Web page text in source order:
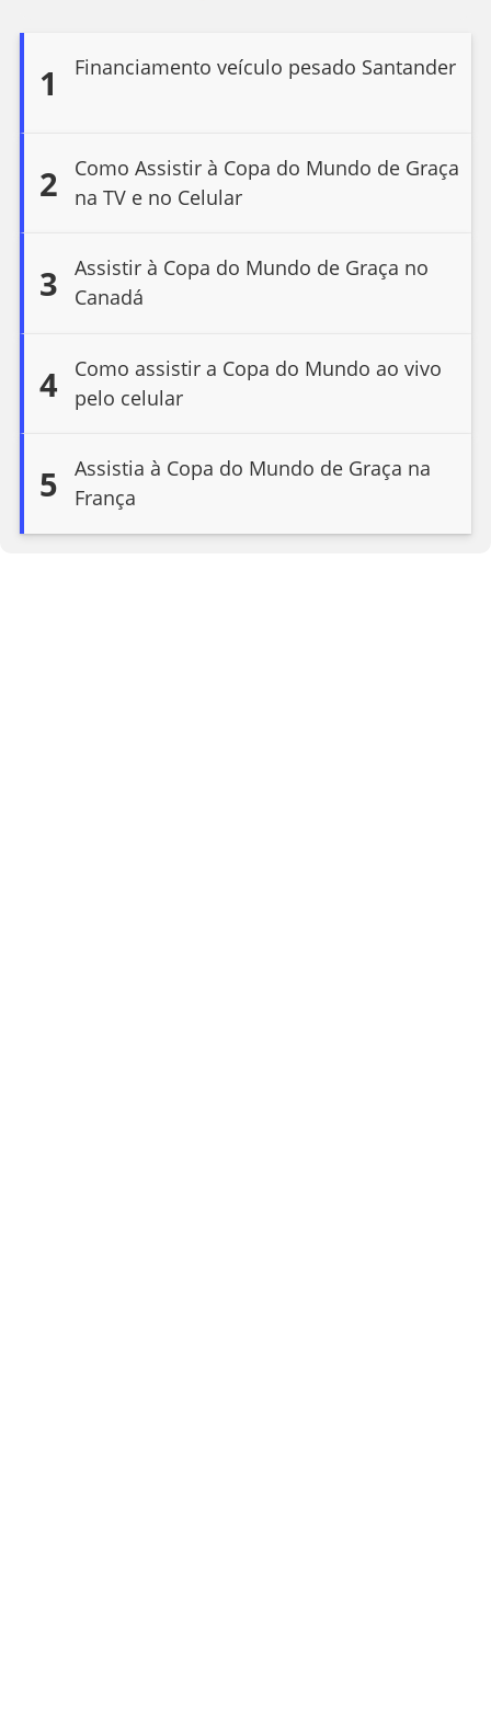
1 Financiamento veículo pesado Santander
2
Como Assistir à Copa do Mundo de Graça
na TV e no Celular
3
Assistir à Copa do Mundo de Graça no
Canadá
4
Como assistir a Copa do Mundo ao vivo
pelo celular
5
Assistia à Copa do Mundo de Graça na
França